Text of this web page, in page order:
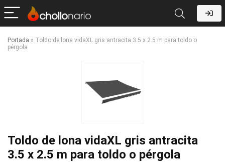
Portada » Toldo de lona vidaXL gris antracita 3.5 x 2.5 m para toldo o
pérgola
Toldo de lona vidaXL gris antracita
3.5 x 2.5 m para toldo o pérgola